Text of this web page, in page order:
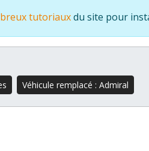
tutoriauxdu site pour
Véhicule remplacé : Admiral